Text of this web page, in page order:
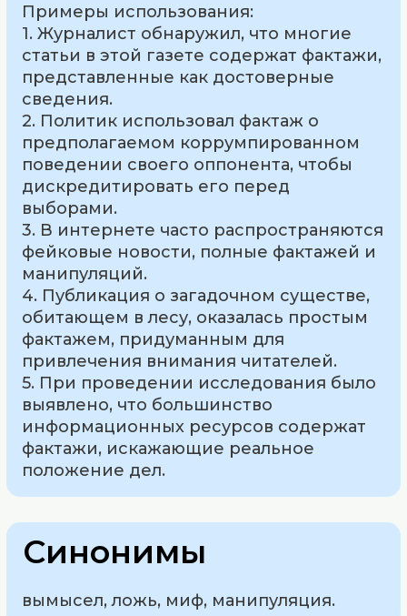
Примеры использования:
1. Журналист обнаружил, что многие
статьи в этой газете содержат фактажи,
представленные как достоверные
сведения.
2. Политик использовал фактаж о
предполагаемом коррумпированном
поведении своего оппонента, чтобы
дискредитировать его перед
выборами.
3. В интернете часто распространяются
фейковые новости, полные фактажей и
манипуляций.
4. Публикация о загадочном существе,
обитающем в лесу, оказалась простым
фактажем, придуманным для
привлечения внимания читателей.
5. При проведении исследования было
выявлено, что большинство
информационных ресурсов содержат
фактажи, искажающие реальное
положение дел.
Синонимы
вымысел, ложь, миф, манипуляция.